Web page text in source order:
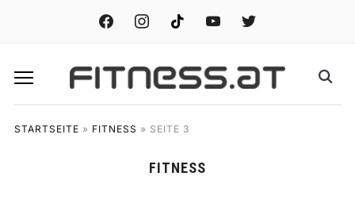
facebook instagramtiktok youtube twitter
STARTSEITE » FITNESS » SEITE 3
FITNESS